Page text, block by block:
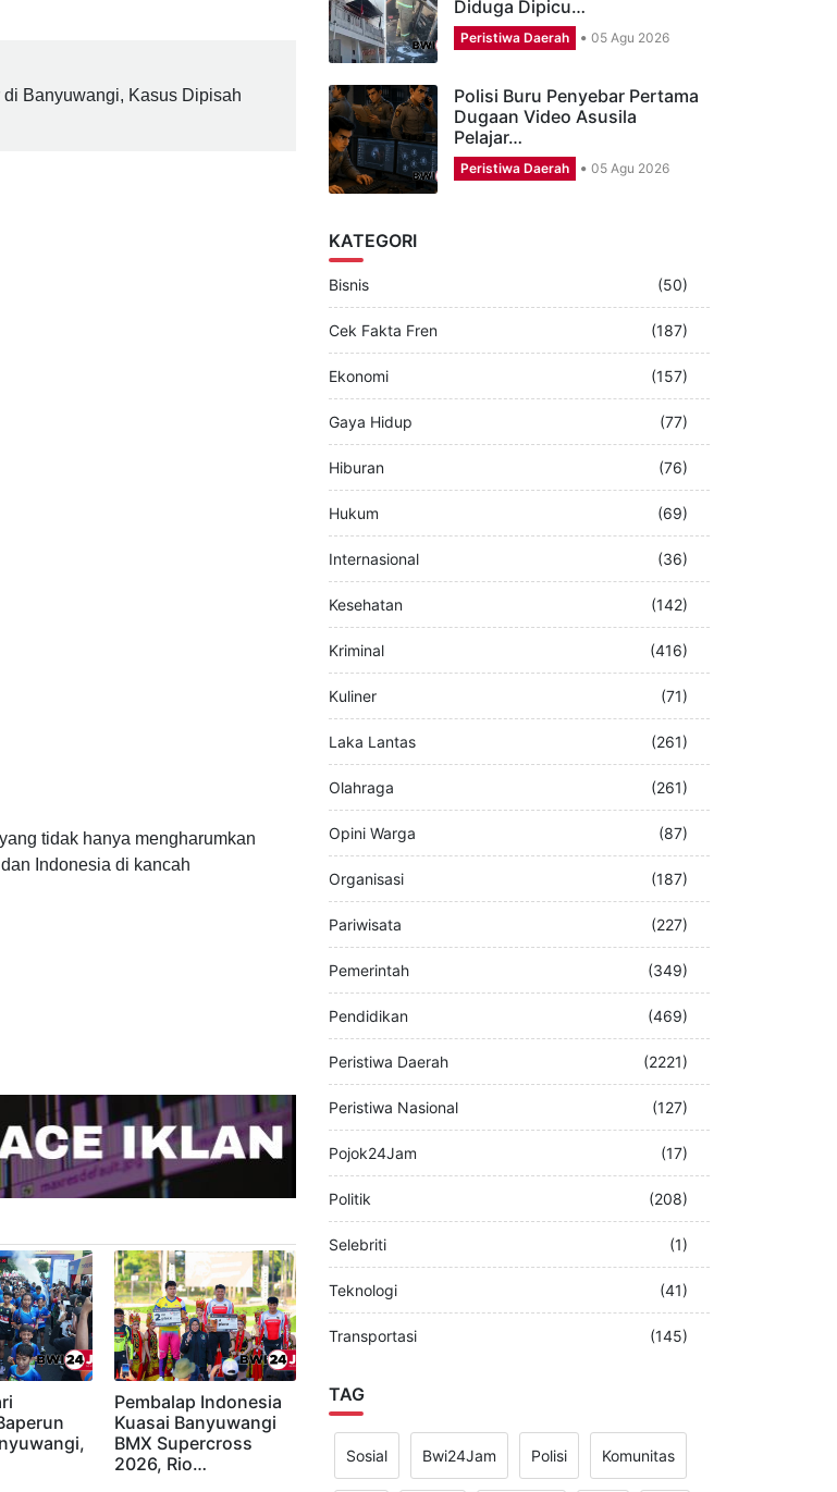
tidak hanya mengharumkan
Indonesia di kancah
Pembalap Indonesia
Rumah Dua Lantai di
Banyuwangi Terbakar,
Peristiwa Daerah 05 Agu 2026
Polisi Buru Penyebar Pertama
Dugaan Video Asusila
KATEGORI
Bisnis (50)
Cek Fakta Fren (187)
Ekonomi (157)
Gaya Hidup (77)
Hiburan (76)
Hukum (69)
Internasional (36)
Kesehatan (142)
Kriminal (416)
Kuliner (71)
Laka Lantas (261)
Olahraga (261)
Opini Warga (87)
Organisasi (187)
Pariwisata (227)
Pemerintah (349)
Pendidikan (469)
Peristiwa Daerah (2221)
Peristiwa Nasional (127)
Pojok24Jam (17)
Politik (208)
Selebriti (1)
Transportasi
TAG